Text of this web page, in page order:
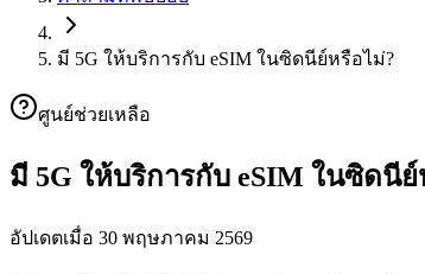
มี 5G ให้บริการกับ eSIM ในซิดนีย์หรือไม่?
ศูนย์ช่วยเหลือ
มี 5G ให้บริการกับ eSIM ในซิดนีย์
อัปเดตเมื่อ 30 พฤษภาคม 2569